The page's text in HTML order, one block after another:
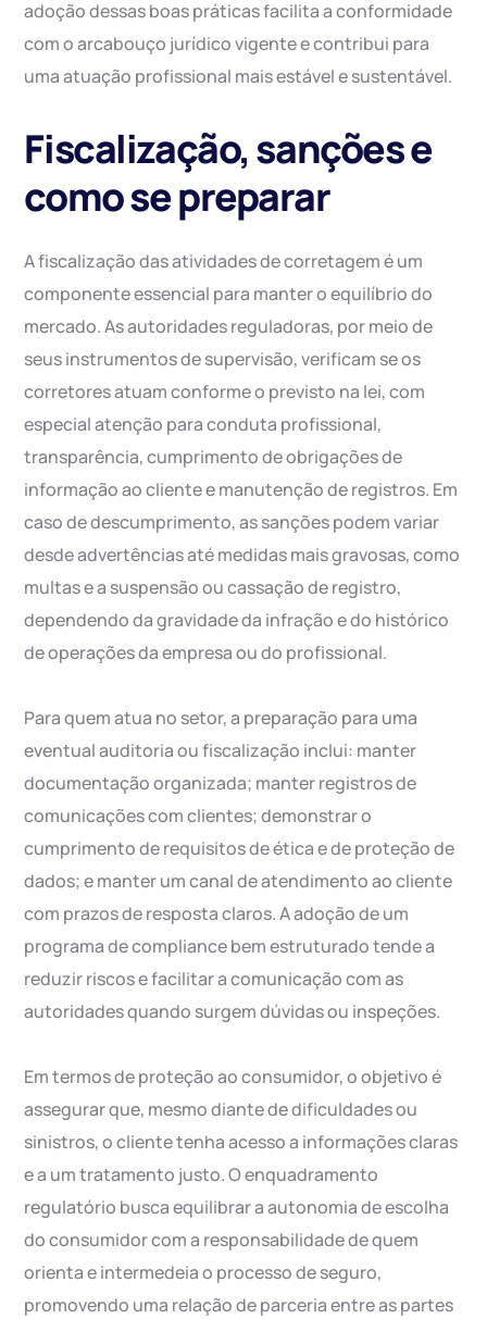
adoção dessas boas práticas facilita a conformidade
com o arcabouço jurídico vigente e contribui para
uma atuação profissional mais estável e sustentável.
Fiscalização, sanções e
como se preparar
A fiscalização das atividades de corretagem é um
componente essencial para manter o equilíbrio do
mercado. As autoridades reguladoras, por meio de
seus instrumentos de supervisão, verificam se os
corretores atuam conforme o previsto na lei, com
especial atenção para conduta profissional,
transparência, cumprimento de obrigações de
informação ao cliente e manutenção de registros. Em
caso de descumprimento, as sanções podem variar
desde advertências até medidas mais gravosas, como
multas e a suspensão ou cassação de registro,
dependendo da gravidade da infração e do histórico
de operações da empresa ou do profissional.
Para quem atua no setor, a preparação para uma
eventual auditoria ou fiscalização inclui: manter
documentação organizada; manter registros de
comunicações com clientes; demonstrar o
cumprimento de requisitos de ética e de proteção de
dados; e manter um canal de atendimento ao cliente
com prazos de resposta claros. A adoção de um
programa de compliance bem estruturado tende a
reduzir riscos e facilitar a comunicação com as
autoridades quando surgem dúvidas ou inspeções.
Em termos de proteção ao consumidor, o objetivo é
assegurar que, mesmo diante de dificuldades ou
sinistros, o cliente tenha acesso a informações claras
e a um tratamento justo. O enquadramento
regulatório busca equilibrar a autonomia de escolha
do consumidor com a responsabilidade de quem
orienta e intermedeia o processo de seguro,
promovendo uma relação de parceria entre as partes